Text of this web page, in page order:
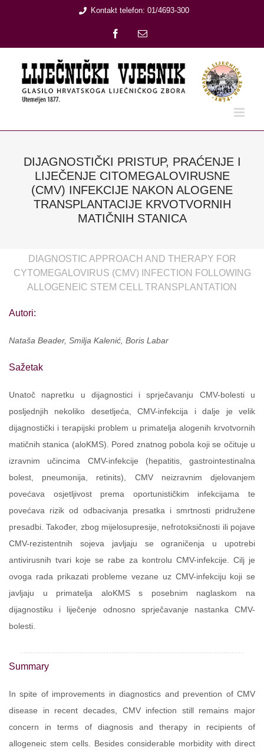
Kontakt telefon: 01/4693-300
FacebookEmail:
DIJAGNOSTIČKI PRISTUP, PRAĆENJE I
LIJEČENJE CITOMEGALOVIRUSNE
(CMV) INFEKCIJE NAKON ALOGENE
TRANSPLANTACIJE KRVOTVORNIH
MATIČNIH STANICA
DIAGNOSTIC APPROACH AND THERAPY FOR
CYTOMEGALOVIRUS (CMV) INFECTION FOLLOWING
ALLOGENEIC STEM CELL TRANSPLANTATION
Autori:
Nataša Beader, Smilja Kalenić, Boris Labar
Sažetak
Unatoč napretku u dijagnostici i sprječavanju CMV-bolesti u
posljednjih nekoliko desetljeća, CMV-infekcija i dalje je velik
dijagnostički i terapijski problem u primatelja alogenih krvotvornih
matičnih stanica (aloKMS). Pored znatnog pobola koji se očituje u
izravnim učincima CMV-infekcije (hepatitis, gastrointestinalna
bolest, pneumonija, retinits), CMV neizravnim djelovanjem
povećava osjetljivost prema oportunističkim infekcijama te
povećava rizik od odbacivanja presatka i smrtnosti pridružene
presadbi. Također, zbog mijelosupresije, nefrotoksičnosti ili pojave
CMV-rezistentnih sojeva javljaju se ograničenja u upotrebi
antivirusnih tvari koje se rabe za kontrolu CMV-infekcije. Cilj je
ovoga rada prikazati probleme vezane uz CMV-infekciju koji se
javljaju u primatelja aloKMS s posebnim naglaskom na
dijagnostiku i liječenje odnosno sprječavanje nastanka CMV-
bolesti.
Summary
In spite of improvements in diagnostics and prevention of CMV
disease in recent decades, CMV infection still remains major
concern in terms of diagnosis and therapy in recipients of
allogeneic stem cells. Besides considerable morbidity with direct